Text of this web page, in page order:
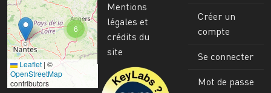
6
Leaflet | ©
OpenStreetMap
contributors
Mentions
légales et
crédits du
site
Image
Créer un
compte
Se connecter
Mot de passe